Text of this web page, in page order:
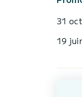
31
19